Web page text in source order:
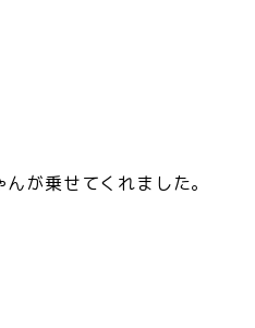
が乗せてくれました。